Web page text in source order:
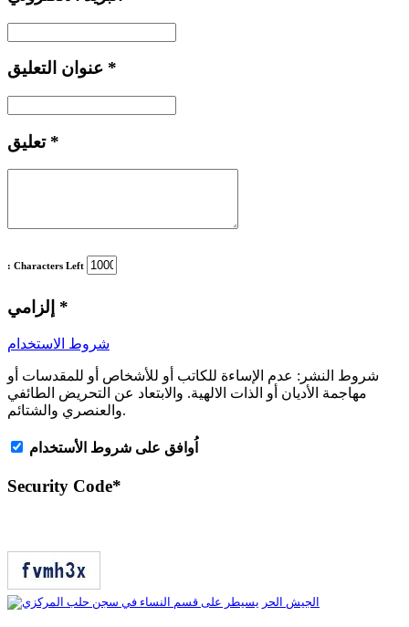
شروط النشر:عدم الإساءة للكاتب أو للأشخاص أو للمقدسات أو
مهاجمة الأديان أو الذات الالهية. والابتعاد عن التحريض الطائفي